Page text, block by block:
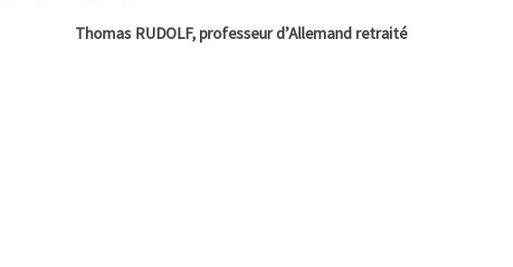
Thomas RUDOLF, professeur d’Allemand retraité